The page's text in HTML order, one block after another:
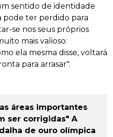
sentido de identidade
pode ter perdido para
se nos seus próprios
mais valioso:
ela mesma disse, voltará
para arrasar".
áreas importantes
ser corrigidas" A
de ouro olímpica